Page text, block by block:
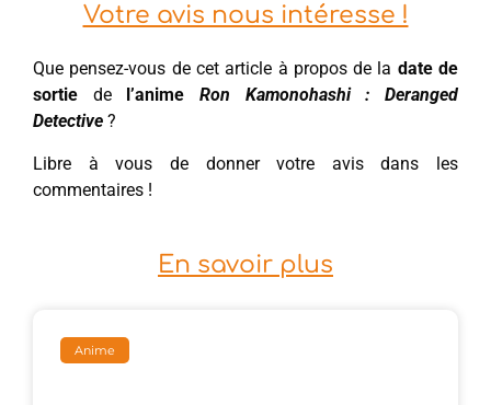
Votre avis nous intéresse !
Que pensez-vous de cet article à propos de la date de
sortie de l’animeRon Kamonohashi : Deranged
Detective ?
Libre à vous de donner votre avis dans les
commentaires !
En savoir plus
Anime